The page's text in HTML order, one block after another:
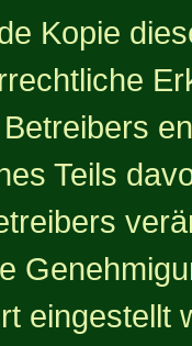
Kopie
Teils
eingestellt